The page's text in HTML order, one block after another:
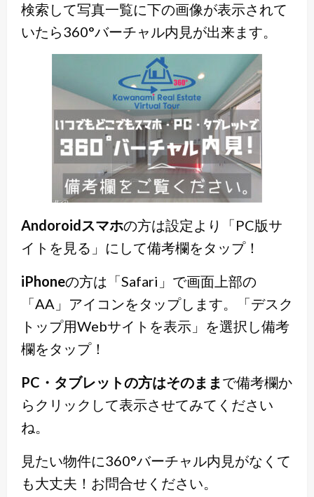
検索して写真一覧に下の画像が表示されて
いたら360°バーチャル内見が出来ます。
Andoroidスマホの方は設定より「PC版サ
イトを見る」にして備考欄をタップ！
iPhoneの方は「Safari」で画面上部の
「AA」アイコンをタップします。「デスク
トップ用Webサイトを表示」を選択し備考
欄をタップ！
PC・タブレットの方はそのまま で備考欄か
らクリックして表示させてみてください
ね。
見たい物件に360°バーチャル内見がなくて
も大丈夫！ お問合せください。